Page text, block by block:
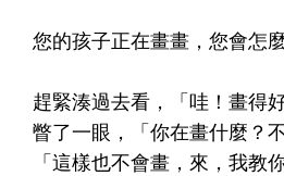
您的孩子正在畫畫，您會怎
趕緊湊過去看，「哇！畫得
瞥了一眼，「你在畫什麼？
「這樣也不會畫，來，我教